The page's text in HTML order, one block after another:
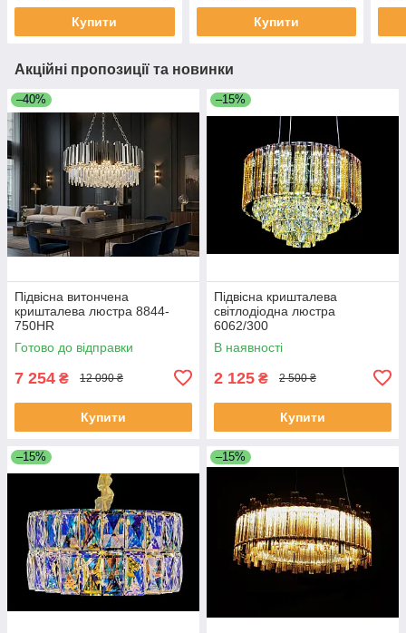
Купити Купити
Акційні пропозиції та новинки
–40%
Підвісна витончена
кришталева люстра 8844-
750HR
Готово до відправки
7 254 ₴ 12 090 ₴
Купити
–15%
Підвісна кришталева
світлодіодна люстра
6062/300
В наявності
2 125 ₴ 2 500 ₴
Купити
–15% –15%